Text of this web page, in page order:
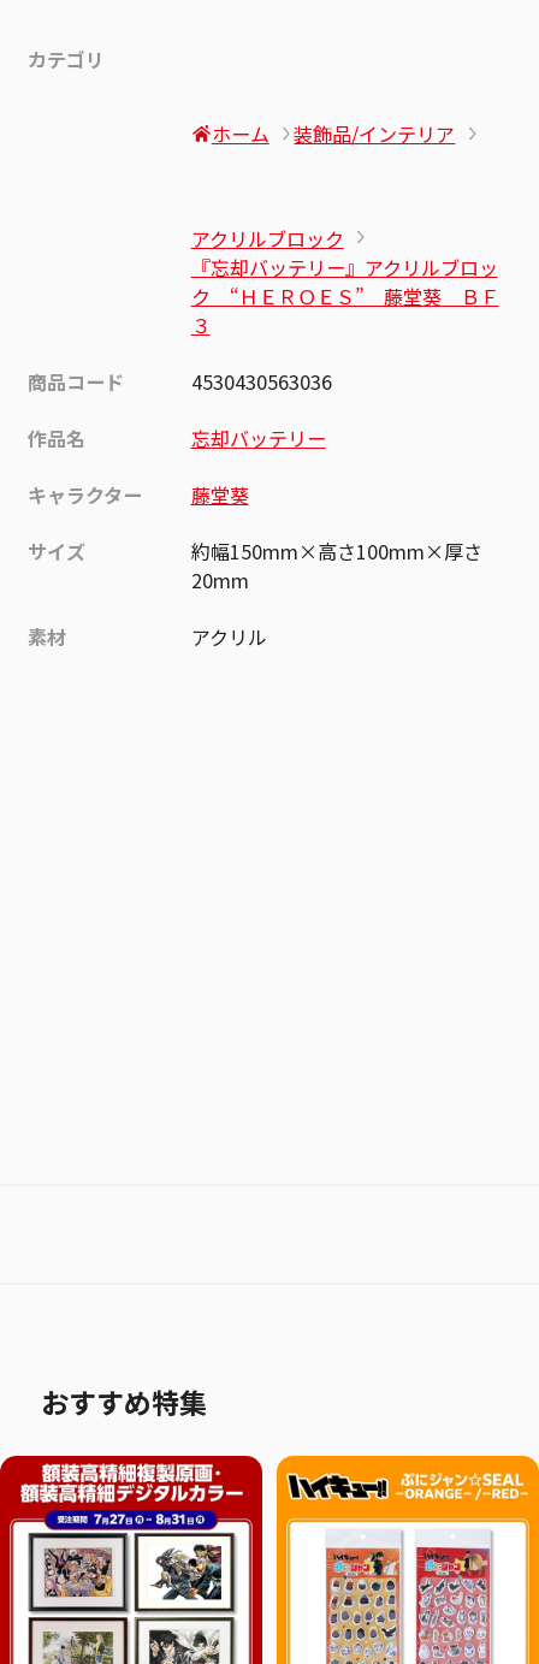
カテゴリ
ホーム 装飾品/インテリア
アクリルブロック
『忘却バッテリー』アクリルブロッ
ク “ＨＥＲＯＥＳ” 藤堂葵 ＢＦ
３
商品コード
4530430563036
作品名
忘却バッテリー
キャラクター
藤堂葵
サイズ
約幅150mm×高さ100mm×厚さ
20mm
素材
アクリル
おすすめ特集